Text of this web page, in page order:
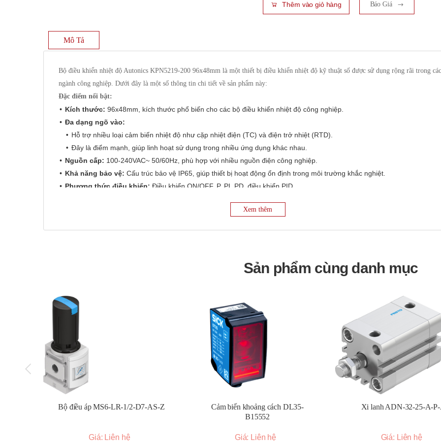
Thêm vào giỏ hàng Báo Giá
Mô Tả
Bộ điều khiển nhiệt độ Autonics KPN5219-200 96x48mm là một thiết bị điều khiển nhiệt độ kỹ thuật số được sử dụng rộng rãi trong các
ngành công nghiệp. Dưới đây là một số thông tin chi tiết về sản phẩm này:
Đặc điểm nổi bật:
Kích thước: 96x48mm, kích thước phổ biến cho các bộ điều khiển nhiệt độ công nghiệp.
Đa dạng ngõ vào:
Hỗ trợ nhiều loại cảm biến nhiệt độ như cặp nhiệt điện (TC) và điện trở nhiệt (RTD).
Đây là điểm mạnh, giúp linh hoạt sử dụng trong nhiều ứng dụng khác nhau.
Nguồn cấp: 100-240VAC~ 50/60Hz, phù hợp với nhiều nguồn điện công nghiệp.
Khả năng bảo vệ: Cấu trúc bảo vệ IP65, giúp thiết bị hoạt động ổn định trong môi trường khắc nghiệt.
Phương thức điều khiển: Điều khiển ON/OFF, P, PI, PD, điều khiển PID.
Kiểm soát nhiệt độ trong lò nung, lò sấy.
Điều khiển nhiệt độ trong các hệ thống làm nóng, làm lạnh.
Xem thêm
Sản phẩm cùng danh mục
Bộ điều áp MS6-LR-1/2-D7-AS-Z
Giá: Liên hệ
Cảm biến khoảng cách DL35-
B15552
Giá: Liên hệ
Xi lanh ADN-32-25-A-
Giá: Liên hệ